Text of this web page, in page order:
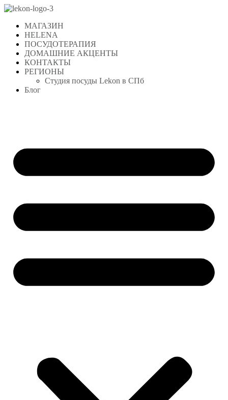
Перейти
содержимому
МАГАЗИН
HELENA
ПОСУДОТЕРАПИЯ
ДОМАШНИЕ АКЦЕНТЫ
КОНТАКТЫ
РЕГИОНЫ
Студия посуды Lekon в СПб
Блог